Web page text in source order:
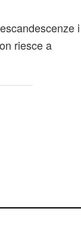
i
riesce a